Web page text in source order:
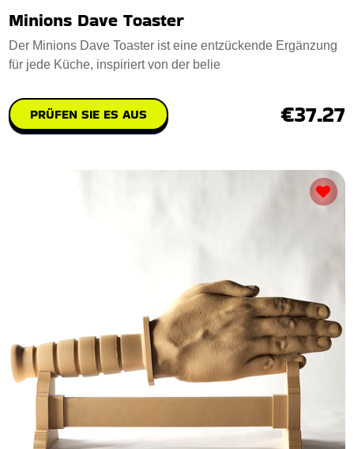
Minions Dave Toaster
Der Minions Dave Toaster ist eine entzückende Ergänzung
für jede Küche, inspiriert von der belie
PRÜFEN SIE ES AUS €37.27